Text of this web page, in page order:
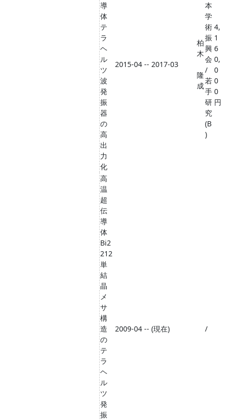
導
体
テ
ラ
ヘ
ル
ツ
波
発
振
器
の
高
出
力
化
2015-04 -- 2017-03
柏
木
隆
成
本
学
術
振
興
会
/
若
手
研
究
(B
)
4,
1
6
0,
0
0
0
円
高
温
超
伝
導
体
Bi2
212
単
結
晶
メ
サ
構
造
の
テ
ラ
ヘ
ル
ツ
発
振
2009-04 -- (現在) /